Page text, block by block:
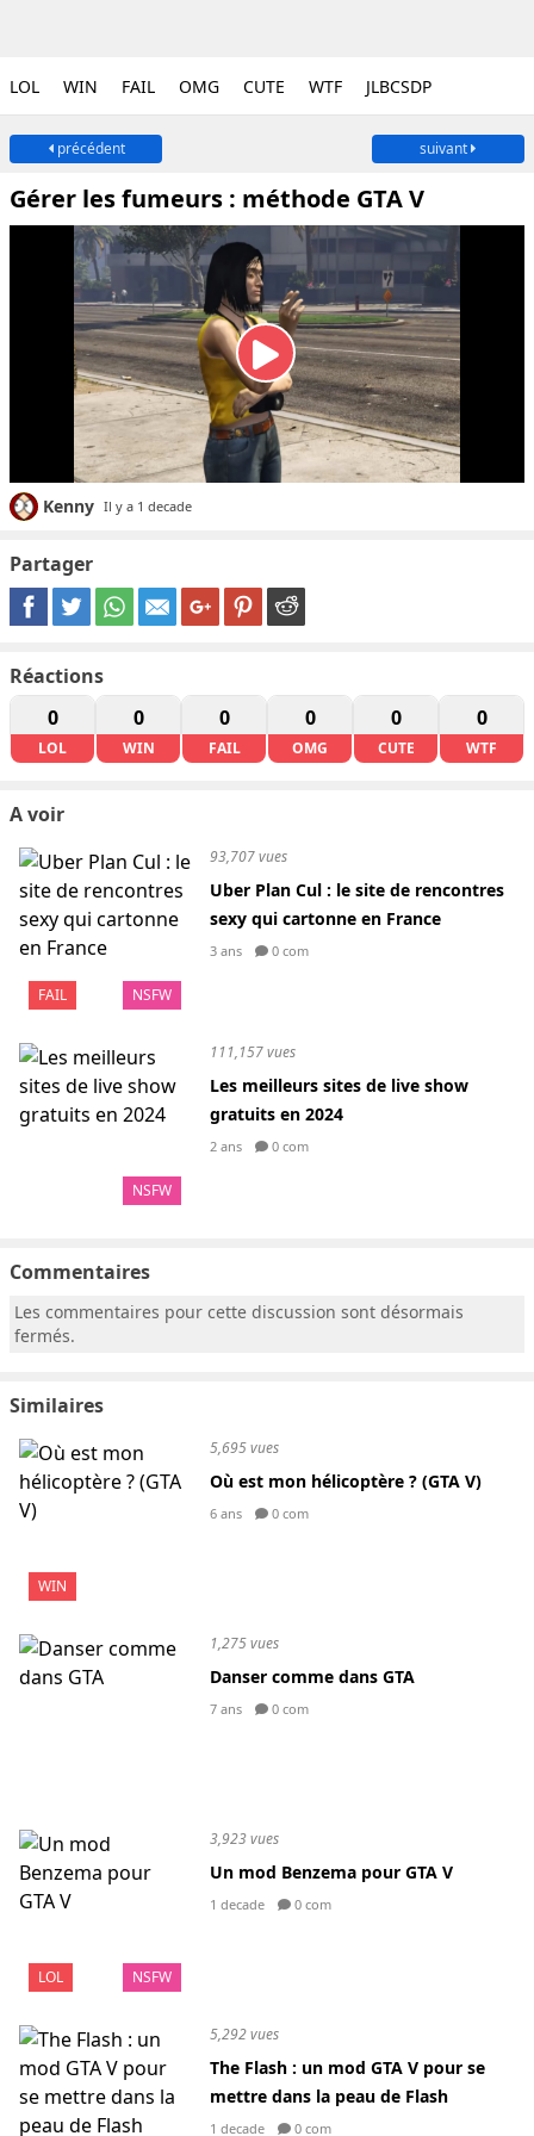
LOL WIN FAIL OMG CUTE WTF JLBCSDP
précédent suivant
Gérer les fumeurs : méthode GTA V
Kenny Il y a 1 decade
Partager
Réactions
0
LOL
0
WIN
0
FAIL
0
OMG
0
CUTE
0
WTF
A voir
FAIL NSFW
93,707 vues
Uber Plan Cul : le site de rencontres
sexy qui cartonne en France
3 ans 0 com
NSFW
111,157 vues
Les meilleurs sites de live show
gratuits en 2024
2 ans 0 com
Commentaires
Les commentaires pour cette discussion sont désormais
fermés.
Similaires
WIN
5,695 vues
Où est mon hélicoptère ? (GTA V)
6 ans 0 com
1,275 vues
Danser comme dans GTA
7 ans 0 com
LOL NSFW
3,923 vues
Un mod Benzema pour GTA V
1 decade 0 com
5,292 vues
The Flash : un mod GTA V pour se
mettre dans la peau de Flash
1 decade 0 com